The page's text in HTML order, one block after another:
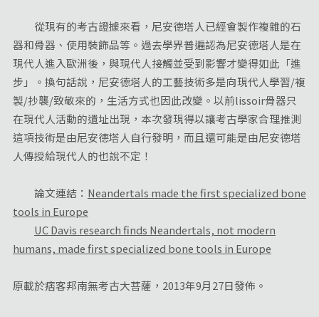
從現有的考古證據來看，尼安德塔人已經會製作複雜的石
器和骨器、使用裝飾品等。過去學界普遍認為尼安德塔人是在
現代人進入歐洲後，與現代人接觸並受到影響才變得如此「進
步」。換句話說，尼安德塔人的工藝技術多是向現代人學習/複
製/抄襲/致敬來的，生活方式也因此改變。以前lissoir骨器只
在現代人活動的遺址出現，本次發現得以讓考古學家合理推測
這項技術是由尼安德塔人自行發明，而且還可能是由尼安德塔
人傳授給現代人的也說不定！
論文連結： Neandertals made the first specialized bone
tools in Europe
UC Davis research finds Neandertals, not modern
humans, made first specialized bone tools in Europe
原載於痞客邦南無考古大菩薩，2013年9月27日發佈。